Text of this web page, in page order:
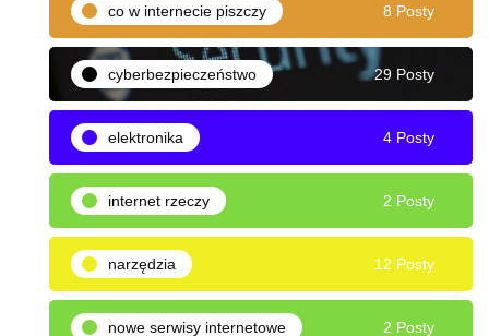
co w internecie piszczy 8 Posty
cyberbezpieczeństwo 29 Posty
elektronika 4 Posty
internet rzeczy 2 Posty
narzędzia 12 Posty
nowe serwisy internetowe 2 Posty